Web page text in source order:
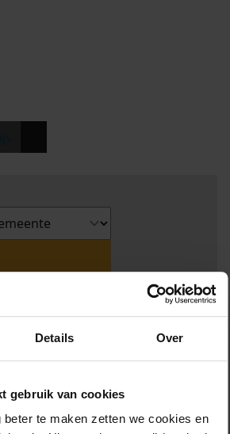
Details Over
gebruik van cookies
te maken zetten we cookies en